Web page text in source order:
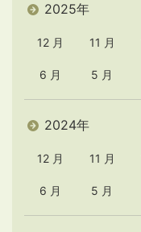
2025年
12 月 11 月
6 月 5 月
2024年
12 月 11 月
6 月 5 月